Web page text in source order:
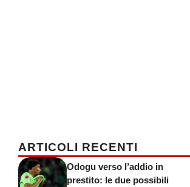
ARTICOLI RECENTI
Odogu verso l’addio in
prestito: le due possibili